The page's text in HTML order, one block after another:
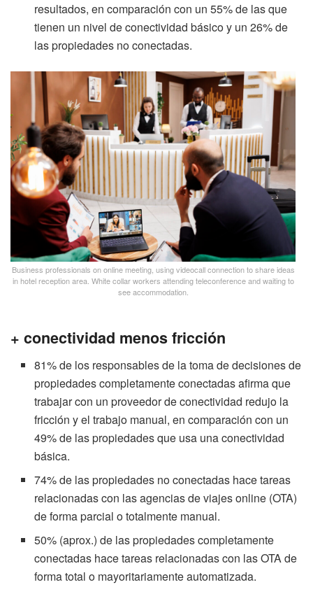
resultados, en comparación con un 55% de las que
tienen un nivel de conectividad básico y un 26% de
las propiedades no conectadas.
Business professionals on online meeting, using videocall connection to share ideas
in hotel reception area. White collar workers attending teleconference and waiting to
see accommodation.
+ conectividad menos fricción
81% de los responsables de la toma de decisiones de
propiedades completamente conectadas afirma que
trabajar con un proveedor de conectividad redujo la
fricción y el trabajo manual, en comparación con un
49% de las propiedades que usa una conectividad
básica.
74% de las propiedades no conectadas hace tareas
relacionadas con las agencias de viajes online (OTA)
de forma parcial o totalmente manual.
50% (aprox.) de las propiedades completamente
conectadas hace tareas relacionadas con las OTA de
forma total o mayoritariamente automatizada.